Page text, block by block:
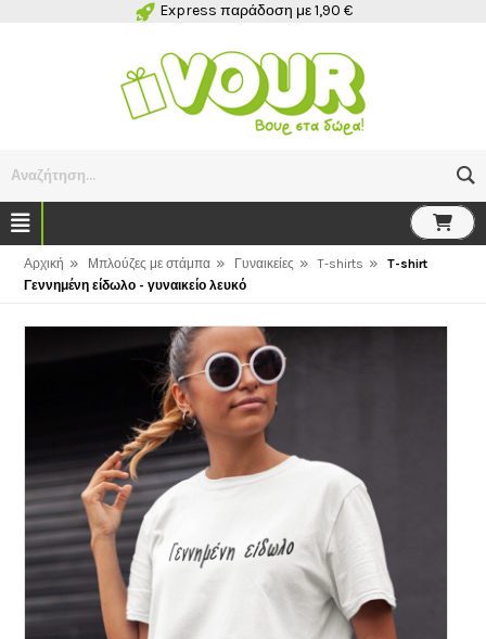
Express παράδοση με 1,90 €
Αναζήτηση...
Αρχική » Μπλούζες με στάμπα » Γυναικείες » T-shirts »
T-shirt
Γεννημένη είδωλο - γυναικείο λευκό